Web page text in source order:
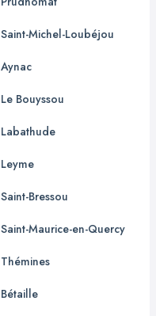
Saint-Michel-Loubéjou
Aynac
Le Bouyssou
Labathude
Leyme
Saint-Bressou
Saint-Maurice-en-Quercy
Thémines
Bétaille